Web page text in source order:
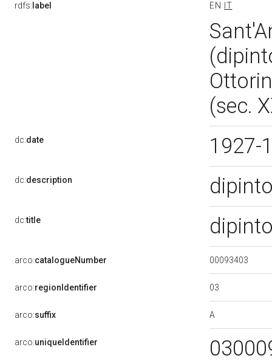
rdfs: label EN IT
(sec.
dc:date 1927-
dc:description
dc:title
arco:catalogueNumber 00093403
arco:regionIdentifier 03
arco:suffix A
arco:uniqueIdentifier